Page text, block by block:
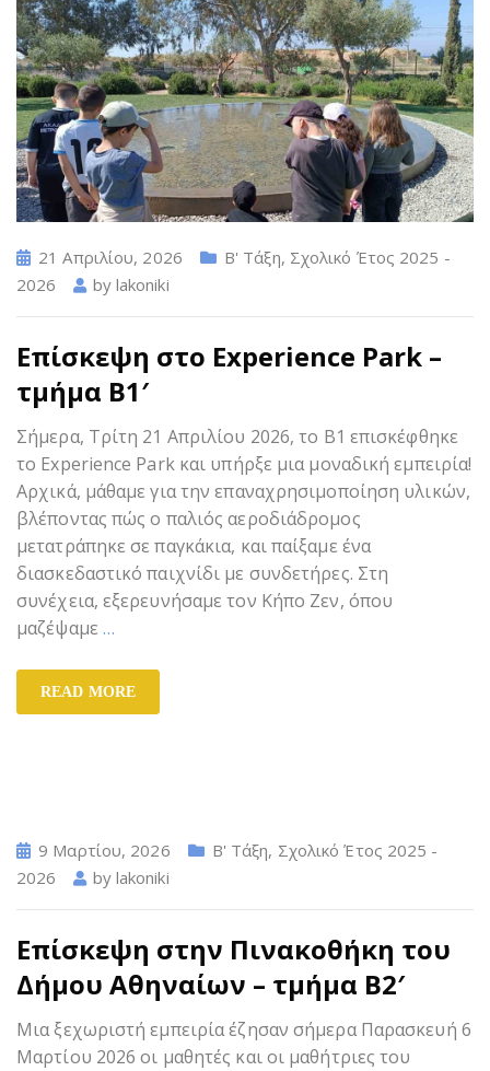
21 Απριλίου, 2026 Β' Τάξη, Σχολικό Έτος 2025 -
2026
by lakoniki
Επίσκεψη στο Experience Park –
τμήμα Β1′
Σήμερα, Τρίτη 21 Απριλίου 2026, το Β1 επισκέφθηκε
το Experience Park και υπήρξε μια μοναδική εμπειρία!
Αρχικά, μάθαμε για την επαναχρησιμοποίηση υλικών,
βλέποντας πώς ο παλιός αεροδιάδρομος
μετατράπηκε σε παγκάκια, και παίξαμε ένα
διασκεδαστικό παιχνίδι με συνδετήρες. Στη
συνέχεια, εξερευνήσαμε τον Κήπο Ζεν, όπου
μαζέψαμε …
READ MORE
9 Μαρτίου, 2026 Β' Τάξη, Σχολικό Έτος 2025 -
2026
by lakoniki
Επίσκεψη στην Πινακοθήκη του
Δήμου Αθηναίων – τμήμα Β2′
Μια ξεχωριστή εμπειρία έζησαν σήμερα Παρασκευή 6
Μαρτίου 2026 οι μαθητές και οι μαθήτριες του